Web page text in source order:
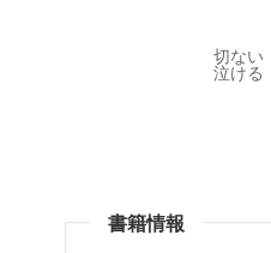
書籍情報